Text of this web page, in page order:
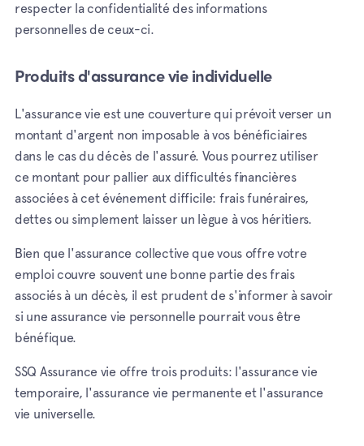
respecter la confidentialité des informations
personnelles de ceux-ci.
Produits d'assurance vie individuelle
L'assurance vie est une couverture qui prévoit verser un
montant d'argent non imposable à vos bénéficiaires
dans le cas du décès de l'assuré. Vous pourrez utiliser
ce montant pour pallier aux difficultés financières
associées à cet événement difficile: frais funéraires,
dettes ou simplement laisser un lègue à vos héritiers.
Bien que l'assurance collective que vous offre votre
emploi couvre souvent une bonne partie des frais
associés à un décès, il est prudent de s'informer à savoir
si une assurance vie personnelle pourrait vous être
bénéfique.
SSQ Assurance vie offre trois produits: l'assurance vie
temporaire, l'assurance vie permanente et l'assurance
vie universelle.